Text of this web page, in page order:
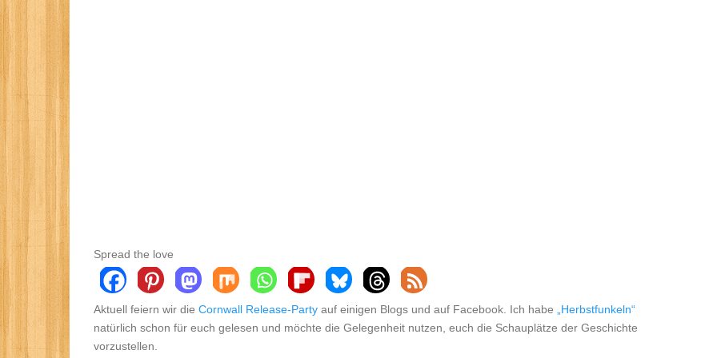
Spread the love
Aktuell feiern wir die Cornwall Release-Party auf einigen Blogs und auf Facebook. Ich habe
„Herbstfunkeln“
natürlich schon für euch gelesen und möchte die Gelegenheit nutzen, euch die Schauplätze der Geschichte
vorzustellen.